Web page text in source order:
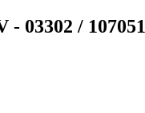
03302 / 107051